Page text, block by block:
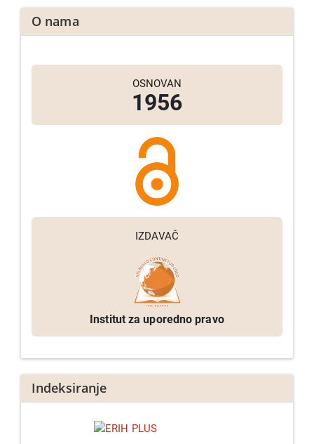
O nama
OSNOVAN
1956
IZDAVAČ
Institut za uporedno pravo
Indeksiranje